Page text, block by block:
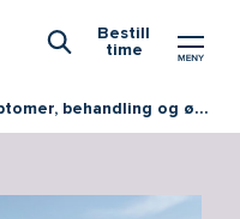
Bestill
time
behandling og øvelser